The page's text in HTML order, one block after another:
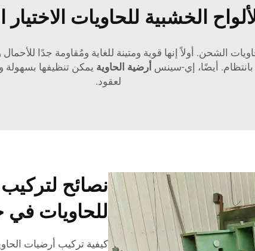
الخشبية للحاويات
الشحن. أولاً إنها قوية ومتينة للغاية ومُقاومة جدًا للأحمال
بانتظام. أيضًا، إي-سينس أرضية الحاوية يمكن تنظيفها بسهولة
لعقود.
نصائح
للحاويات في
كيفية تركيب أرضيات